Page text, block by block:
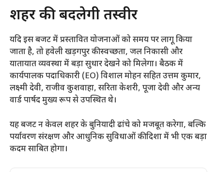
​शहर की बदलेगी तस्वीर
​यदि इस बजट में प्रस्तावित योजनाओं को समय पर लागू किया
जाता है, तो हवेली खड़गपुर की स्वच्छता, जल निकासी और
यातायात व्यवस्था में बड़ा सुधार देखने को मिलेगा। बैठक में
कार्यपालक पदाधिकारी (EO) विशाल मोहन सहित उत्तम कुमार,
लक्ष्मी देवी, राजीव कुशवाहा, सरिता केशरी, पूजा देवी और अन्य
वार्ड पार्षद मुख्य रूप से उपस्थित थे।
​यह बजट न केवल शहर के बुनियादी ढांचे को मजबूत करेगा, बल्कि
पर्यावरण संरक्षण और आधुनिक सुविधाओं की दिशा में भी एक बड़ा
कदम साबित होगा।